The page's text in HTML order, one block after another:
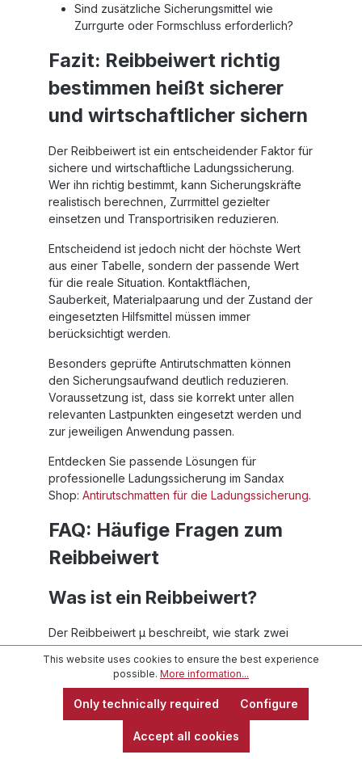
Sind zusätzliche Sicherungsmittel wie
Zurrgurte oder Formschluss erforderlich?
Fazit: Reibbeiwert richtig
bestimmen heißt sicherer
und wirtschaftlicher sichern
Der Reibbeiwert ist ein entscheidender Faktor für
sichere und wirtschaftliche Ladungssicherung.
Wer ihn richtig bestimmt, kann Sicherungskräfte
realistisch berechnen, Zurrmittel gezielter
einsetzen und Transportrisiken reduzieren.
Entscheidend ist jedoch nicht der höchste Wert
aus einer Tabelle, sondern der passende Wert
für die reale Situation. Kontaktflächen,
Sauberkeit, Materialpaarung und der Zustand der
eingesetzten Hilfsmittel müssen immer
berücksichtigt werden.
Besonders geprüfte Antirutschmatten können
den Sicherungsaufwand deutlich reduzieren.
Voraussetzung ist, dass sie korrekt unter allen
relevanten Lastpunkten eingesetzt werden und
zur jeweiligen Anwendung passen.
Entdecken Sie passende Lösungen für
professionelle Ladungssicherung im Sandax
Shop: Antirutschmatten für die Ladungssicherung.
FAQ: Häufige Fragen zum
Reibbeiwert
Was ist ein Reibbeiwert?
Der Reibbeiwert µ beschreibt, wie stark zwei
Kontaktflächen gegeneinander rutschen. In der
Ladungssicherung zeigt er, welcher Anteil der
Gewichtskraft rechnerisch als Reibungskraft
genutzt werden kann.
Welcher Reibbeiwert gilt für
This website uses cookies to ensure the best experience
possible. More information...
Only technically required Configure
Accept all cookies